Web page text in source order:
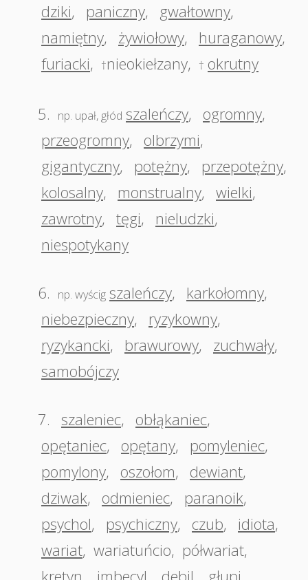
dziki, paniczny, gwałtowny,
namiętny, żywiołowy, huraganowy,
furiacki, †nieokiełzany, † okrutny
5. np. upał, głód szaleńczy, ogromny,
przeogromny, olbrzymi,
gigantyczny, potężny, przepotężny,
kolosalny, monstrualny, wielki,
zawrotny, tęgi, nieludzki,
niespotykany
6. np. wyścig szaleńczy, karkołomny,
niebezpieczny, ryzykowny,
ryzykancki, brawurowy, zuchwały,
samobójczy
7. szaleniec, obłąkaniec,
opętaniec, opętany, pomyleniec,
pomylony, oszołom, dewiant,
dziwak, odmieniec, paranoik,
psychol, psychiczny, czub, idiota,
wariat, wariatuńcio, półwariat,
kretyn
imbecyl debil głupi